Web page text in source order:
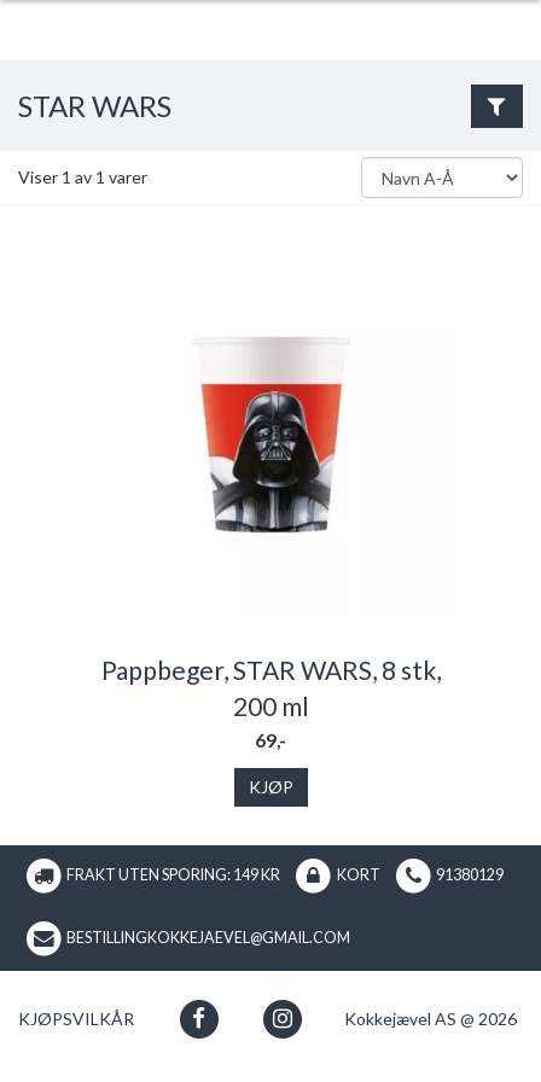
STAR WARS
Viser 1 av 1 varer
Pappbeger, STAR WARS, 8 stk,
200 ml
69,-
KJØP
FRAKT UTEN SPORING: 149 KR KORT 91380129
BESTILLINGKOKKEJAEVEL@GMAIL.COM
KJØPSVILKÅR Kokkejævel AS @ 2026